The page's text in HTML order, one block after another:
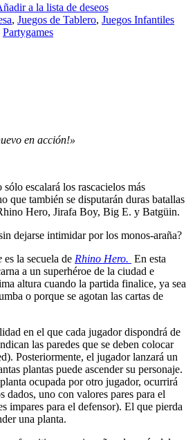
a la lista de deseos
, Juegos de Tablero, Juegos Infantiles
Partygames
en acción!»
escalará los rascacielos más
que también se disputarán duras batallas
Hero, Jirafa Boy, Big E. y Batgüin.
dejarse intimidar por los monos-araña?
es la secuela de Rhino Hero. En esta
a un superhéroe de la ciudad e
altura cuando la partida finalice, ya sea
o porque se agotan las cartas de
en el que cada jugador dispondrá de
las paredes que se deben colocar
Posteriormente, el jugador lanzará un
plantas puede ascender su personaje.
ocupada por otro jugador, ocurrirá
dados, uno con valores pares para el
impares para el defensor). El que pierda
una planta.